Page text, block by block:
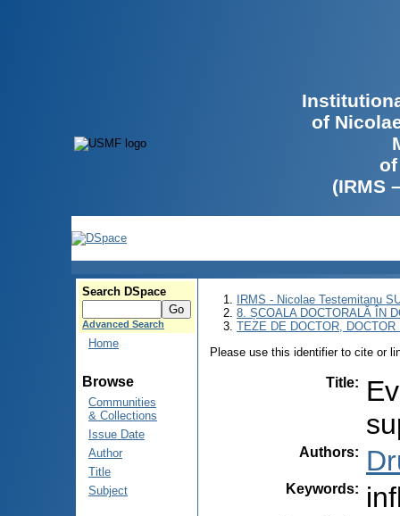
of
(IRMS
Search DSpace
Advanced Search
Home
Browse
Communities
& Collections
Issue Date
Author
Title
Subject
IRMS - Nicolae Testemitanu
8. ȘCOALA DOCTORALĂ ÎN
TEZE DE DOCTOR, DOCTOR
Please use this identifier to cite or
Title:
Authors:
Keywords: